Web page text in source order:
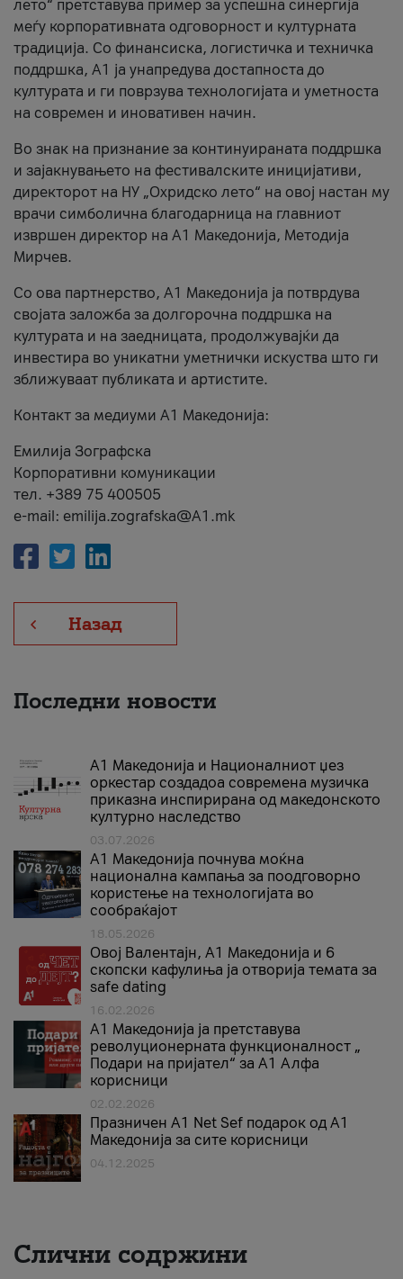
лето“ претставува пример за успешна синергија
меѓу корпоративната одговорност и културната
традиција. Со финансиска, логистичка и техничка
поддршка, A1 ја унапредува достапноста до
културата и ги поврзува технологијата и уметноста
на современ и иновативен начин.
Во знак на признание за континуираната поддршка
и зајакнувањето на фестивалските иницијативи,
директорот на НУ „Охридско лето“ на овој настан му
врачи симболична благодарница на главниот
извршен директор на A1 Македонија, Методија
Мирчев.
Со ова партнерство, A1 Македонија ја потврдува
својата заложба за долгорочна поддршка на
културата и на заедницата, продолжувајќи да
инвестира во уникатни уметнички искуства што ги
зближуваат публиката и артистите.
Контакт за медиуми А1 Македонија:
Емилија Зографска
Корпоративни комуникации
тел. +389 75 400505
e-mail: emilija.zografska@A1.mk
Назад
Последни новости
А1 Македонија и Националниот џез
оркестар создадоа современа музичка
приказна инспирирана од македонското
културно наследство
03.07.2026
A1 Македонија почнува моќна
национална кампања за поодговорно
користење на технологијата во
сообраќајот
18.05.2026
Овој Валентајн, A1 Македонија и 6
скопски кафулиња ја отворија темата за
safe dating
16.02.2026
А1 Македонија ја претставува
револуционерната функционалност „
Подари на пријател“ за А1 Алфа
корисници
02.02.2026
Празничен A1 Net Sеf подарок од А1
Македонија за сите корисници
04.12.2025
Слични содржини